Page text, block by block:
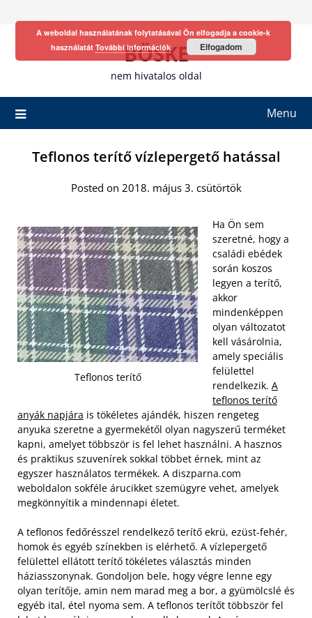
BÖSKE
nem hivatalos oldal
Menu
Teflonos terítő vízlepergető hatással
Posted on 2018. május 3. csütörtök
Teflonos terítő
Ha Ön sem
szeretné, hogy a
családi ebédek
során koszos
legyen a terítő,
akkor
mindenképpen
olyan változatot
kell vásárolnia,
amely speciális
felülettel
rendelkezik. A
teflonos terítő
anyák napjára is tökéletes ajándék, hiszen rengeteg
anyuka szeretne a gyermekétől olyan nagyszerű terméket
kapni, amelyet többször is fel lehet használni. A hasznos
és praktikus szuvenírek sokkal többet érnek, mint az
egyszer használatos termékek. A diszparna.com
weboldalon sokféle árucikket szemügyre vehet, amelyek
megkönnyítik a mindennapi életet.
A teflonos fedőrésszel rendelkező terítő ekrü, ezüst-fehér,
homok és egyéb színekben is elérhető. A vízlepergető
felülettel ellátott terítő tökéletes választás minden
háziasszonynak. Gondoljon bele, hogy végre lenne egy
olyan terítője, amin nem marad meg a bor, a gyümölcslé és
egyéb ital, étel nyoma sem. A teflonos terítőt többször fel
A weboldal használatának folytatásával Ön elfogadja a cookie-k
használatát További információk Elfogadom